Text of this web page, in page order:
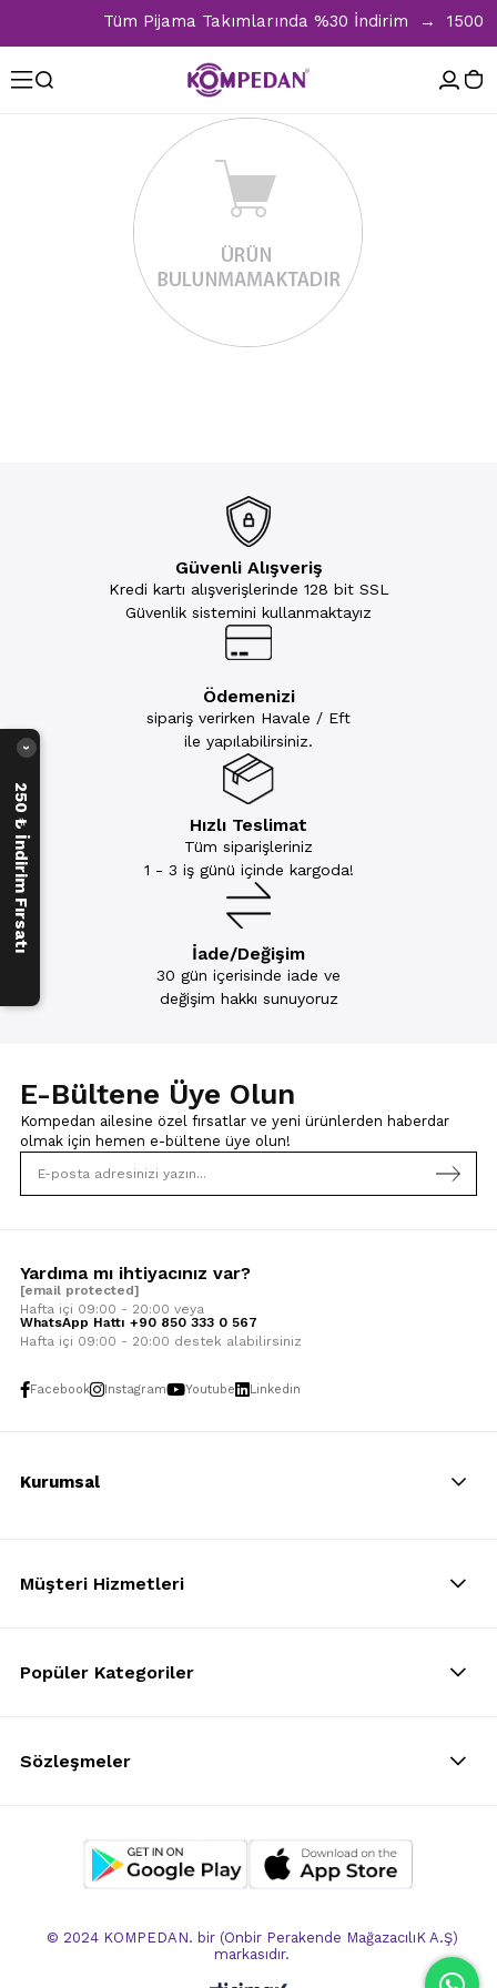
Tüm Pijama Takımlarında %30 İndirim →
Güvenli Alışveriş
Kredi kartı alışverişlerinde 128 bit SSL
Güvenlik sistemini kullanmaktayız
Ödemenizi
sipariş verirken Havale / Eft
ile yapılabilirsiniz.
Hızlı Teslimat
Tüm siparişleriniz
1 - 3 iş günü içinde kargoda!
İade/Değişim
30 gün içerisinde iade ve
değişim hakkı sunuyoruz
E-Bültene Üye Olun
Kompedan ailesine özel fırsatlar ve yeni ürünlerden haberdar
olmak için hemen e-bültene üye olun!
Yardıma mı ihtiyacınız var?
[email protected]
Hafta içi 09:00 - 20:00 veya
WhatsApp Hattı +90 850 333 0 567
Hafta içi 09:00 - 20:00 destek alabilirsiniz
Facebook Instagram Youtube Linkedin
Kurumsal
Müşteri Hizmetleri
Popüler Kategoriler
Sözleşmeler
© 2024 KOMPEDAN. bir (Onbir Perakende MağazacılıK A.Ş)
markasıdır.
250 ₺ İndirim Fırsatı
›